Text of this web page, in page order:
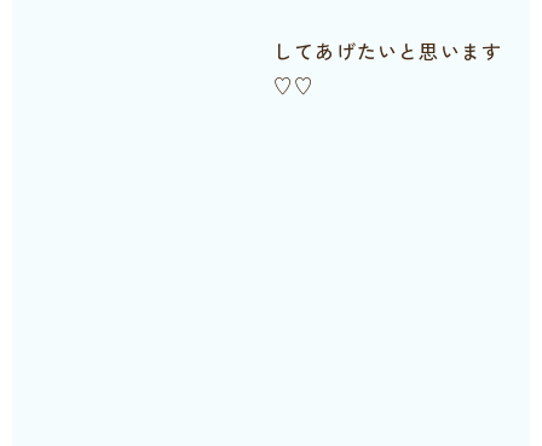
してあげたいと思います
♡♡